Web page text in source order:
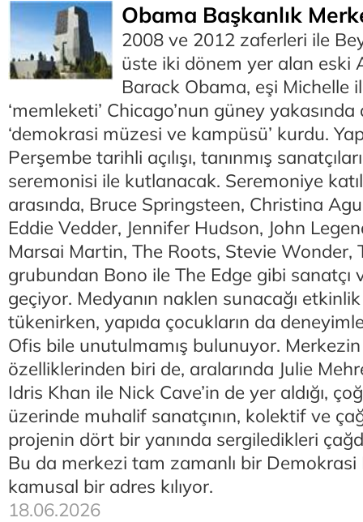
Obama Başkanlık
2008 ve 2012 zaferleri ile
üste iki dönem yer alan eski
Barack Obama, eşi Michelle
‘memleketi’ Chicago’nun güney
‘demokrasi müzesi ve kampüsü’ kurdu.
Perşembe tarihli açılışı, tanınmış
seremonisi ile kutlanacak. Seremoniye
arasında, Bruce Springsteen, Christina
Eddie Vedder, Jennifer Hudson, John
Marsai Martin, The Roots, Stevie Wonder,
grubundan Bono ile The Edge gibi sanatçı
geçiyor. Medyanın naklen sunacağı
tükenirken, yapıda çocukların da
Ofis bile unutulmamış bulunuyor.
özelliklerinden biri de, aralarında Julie
Idris Khan ile Nick Cave’in de yer aldığı,
üzerinde muhalif sanatçının, kolektif ve
projenin dört bir yanında sergiledikleri
Bu da merkezi tam zamanlı bir
kamusal bir adres kılıyor.
18.06.2026